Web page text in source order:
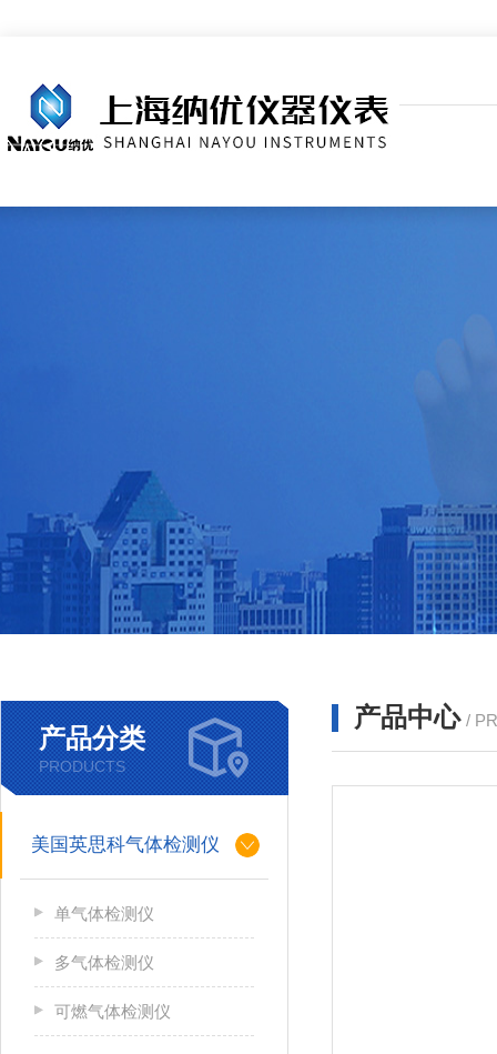
产品分类
PRODUCTS
美国英思科气体检测仪
单气体检测仪
多气体检测仪
可燃气体检测仪
产品中心 /